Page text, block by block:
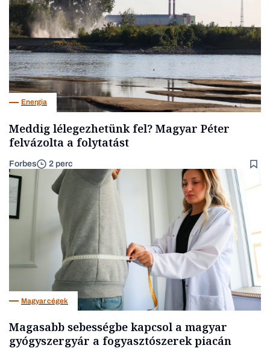
Energia
Meddig lélegezhetünk fel? Magyar Péter
felvázolta a folytatást
Forbes 2 perc
Magyar cégek
Magasabb sebességbe kapcsol a magyar
gyógyszergyár a fogyasztószerek piacán